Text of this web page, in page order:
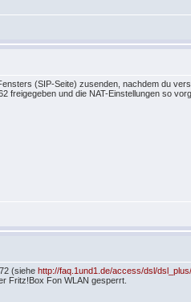
(SIP-Seite) zusenden, nachdem du
freigegeben und die NAT-Einstellungen so
(siehehttp://faq.1und1.de/access/dsl/
Fritz!Box Fon WLAN gesperrt.